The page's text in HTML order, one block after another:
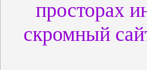
просторах
скромный